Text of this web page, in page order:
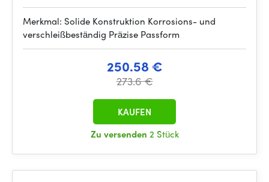
Merkmal: Solide Konstruktion Korrosions- und
verschleißbeständig Präzise Passform
250.58 €
273.6 €
Zu versenden 2 Stück
KAUFEN